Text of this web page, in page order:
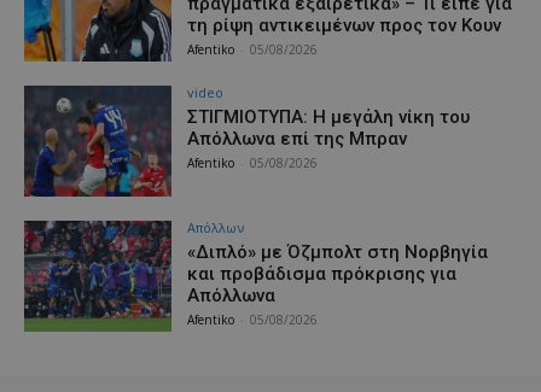
τη ρίψη αντικειμένων προς τον Κουν
Afentiko 05/08/2026
video
ΣΤΙΓΜΙΟΤΥΠΑ: Η μεγάλη νίκη του
Απόλλωνα επί της Μπραν
Afentiko 05/08/2026
Απόλλων
«Διπλό» με Όζμπολτ στη Νορβηγία
και προβάδισμα πρόκρισης για
Απόλλωνα
Afentiko 05/08/2026